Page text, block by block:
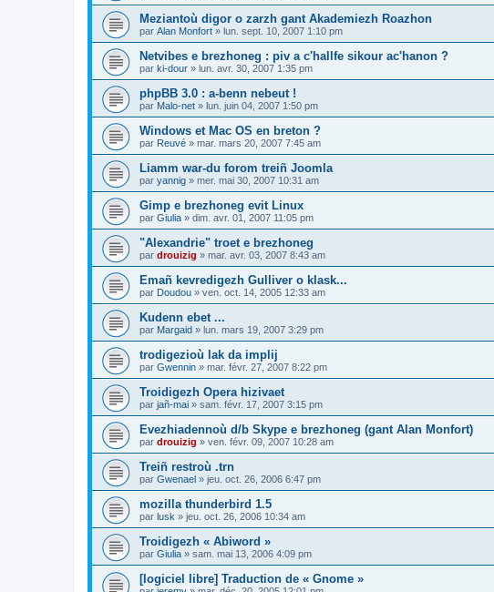
Meziantoù digor o zarzh gant Akademiezh Roazhon
par Alan Monfort » lun. sept. 10, 2007 1:10 pm
Netvibes e brezhoneg : piv a c'hallfe sikour ac'hanon ?
par ki-dour » lun. avr. 30, 2007 1:35 pm
phpBB 3.0 : a-benn nebeut !
par Malo-net » lun. juin 04, 2007 1:50 pm
Windows et Mac OS en breton ?
par Reuvé » mar. mars 20, 2007 7:45 am
Liamm war-du forom treiñ Joomla
par yannig » mer. mai 30, 2007 10:31 am
Gimp e brezhoneg evit Linux
par Giulia » dim. avr. 01, 2007 11:05 pm
"Alexandrie" troet e brezhoneg
par drouizig » mar. avr. 03, 2007 8:43 am
Emañ kevredigezh Gulliver o klask...
par Doudou » ven. oct. 14, 2005 12:33 am
Kudenn ebet ...
par Margaid » lun. mars 19, 2007 3:29 pm
trodigezioù lak da implij
par Gwennin » mar. févr. 27, 2007 8:22 pm
Troidigezh Opera hizivaet
par jañ-mai » sam. févr. 17, 2007 3:15 pm
Evezhiadennoù d/b Skype e brezhoneg (gant Alan Monfort)
par drouizig » ven. févr. 09, 2007 10:28 am
Treiñ restroù .trn
par Gwenael » jeu. oct. 26, 2006 6:47 pm
mozilla thunderbird 1.5
par lusk » jeu. oct. 26, 2006 10:34 am
Troidigezh « Abiword »
par Giulia » sam. mai 13, 2006 4:09 pm
[logiciel libre] Traduction de « Gnome »